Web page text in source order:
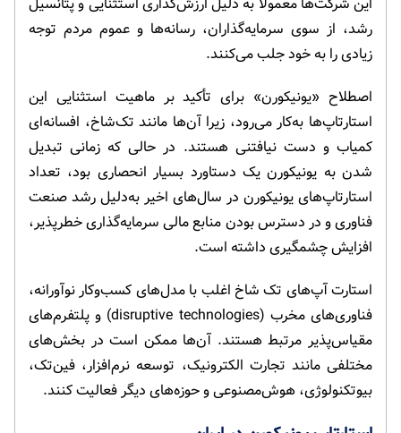
رشد، از سوی سرمایه‌گذاران، رسانه‌ها و عموم مردم توجه
زیادی را به خود جلب می‌کنند.
اصطلاح «یونیکورن» برای تأکید بر ماهیت استثنایی این
استارتاپ‌ها به‌کار می‌رود، زیرا آن‌ها مانند تک‌شاخ، افسانه‌ای
کمیاب و دست نیافتنی هستند. در حالی که زمانی تبدیل
شدن به یونیکورن یک دستاورد بسیار انحصاری بود، تعداد
استارتاپ‌های یونیکورن در سال‌های اخیر به‌دلیل رشد صنعت
فناوری و در دسترس بودن منابع مالی سرمایه‌گذاری خطرپذیر،
افزایش چشمگیری داشته است.
استارت آپ‌های تک شاخ اغلب با مدل‌های کسب‌وکار نوآورانه،
فناوری‌های مخرب (disruptive technologies) و پلتفرم‌های
مقیاس‌پذیر مرتبط هستند. آن‌ها ممکن است در بخش‌های
مختلفی مانند تجارت الکترونیک، توسعه نرم‌افزار، فین‌تک،
بیوتکنولوژی، هوش‌مصنوعی و حوزه‌های دیگر فعالیت کنند.